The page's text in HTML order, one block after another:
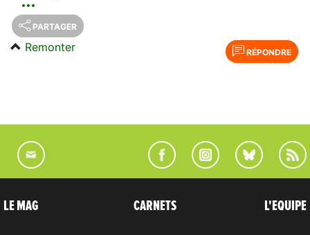
PARTAGER
RÉPONDRE
Remonter
LE MAG CARNETS L'EQUIPE